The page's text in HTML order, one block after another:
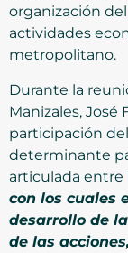
organización
actividades
metropolitano.
Durante la
Manizales, José
participación
determinante
articulada entre
con los cuales
desarrollo de
de las